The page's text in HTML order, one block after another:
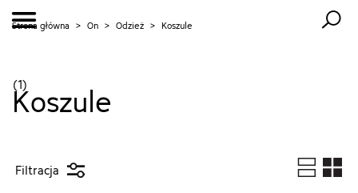
Strona główna > On > Odzież > Koszule
Koszule
(1)
Filtracja